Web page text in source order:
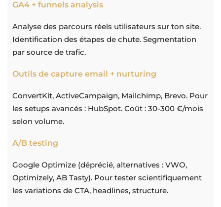
GA4 + funnels analysis
Analyse des parcours réels utilisateurs sur ton site.
Identification des étapes de chute. Segmentation
par source de trafic.
Outils de capture email + nurturing
ConvertKit, ActiveCampaign, Mailchimp, Brevo. Pour
les setups avancés : HubSpot. Coût : 30-300 €/mois
selon volume.
A/B testing
Google Optimize (déprécié, alternatives : VWO,
Optimizely, AB Tasty). Pour tester scientifiquement
les variations de CTA, headlines, structure.